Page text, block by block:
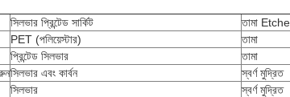
সিলভার প্রিন্টেড সার্কিট
তামা
PET (পলিয়েস্টার)
তামা
প্রিন্টেড সিলভার
তামা
সিলভার এবং কার্বন
স্বর্ণ মুদ্রিত
সিলভার
স্বর্ণ মুদ্রিত